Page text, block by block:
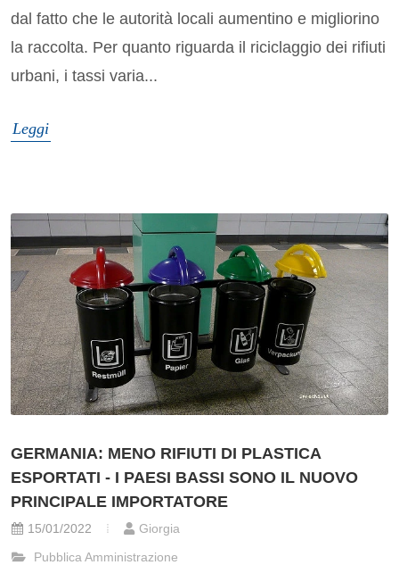
dal fatto che le autorità locali aumentino e migliorino
la raccolta. Per quanto riguarda il riciclaggio dei rifiuti
urbani, i tassi varia...
Leggi
GERMANIA: MENO RIFIUTI DI PLASTICA
ESPORTATI - I PAESI BASSI SONO IL NUOVO
PRINCIPALE IMPORTATORE
15/01/2022
Giorgia
Pubblica Amministrazione